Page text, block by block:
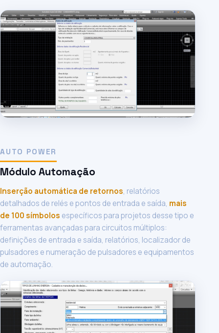
AUTO POWER
Módulo Automação
Inserção automática de retornos, relatórios
detalhados de relés e pontos de entrada e saída, mais
de 100 símbolos específicos para projetos desse tipo e
ferramentas avançadas para circuitos múltiplos:
definições de entrada e saída, relatórios, localizador de
pulsadores e numeração de pulsadores e equipamentos
de automação.